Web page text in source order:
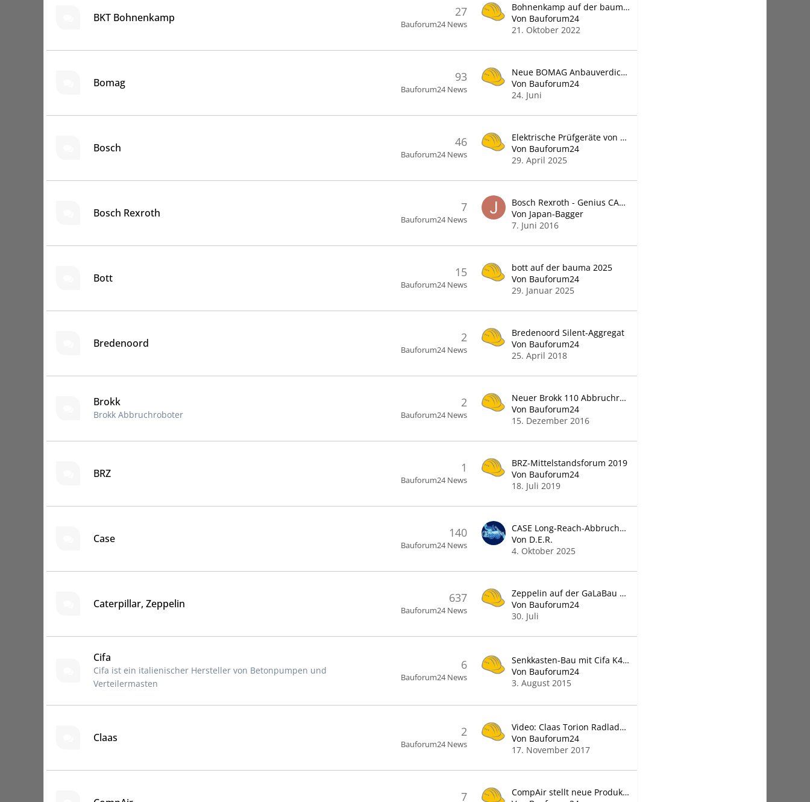
BKT Bohnenkamp 27
Bauforum24 News
Bohnenkamp auf der bauma 2022
Von Bauforum24
21. Oktober 2022
Bomag 93
Bauforum24 News
Neue BOMAG Anbauverdichter
Von Bauforum24
24. Juni
Bosch 46
Bauforum24 News
Elektrische Prüfgeräte von Bosch
Von Bauforum24
29. April 2025
Bosch Rexroth 7
Bauforum24 News
Bosch Rexroth - Genius CAB Fahrerkabine
Von Japan-Bagger
7. Juni 2016
Bott 15
Bauforum24 News
bott auf der bauma 2025
Von Bauforum24
29. Januar 2025
Bredenoord 2
Bauforum24 News
Bredenoord Silent-Aggregat
Von Bauforum24
25. April 2018
Brokk
Brokk Abbruchroboter
2
Bauforum24 News
Neuer Brokk 110 Abbruchroboter
Von Bauforum24
15. Dezember 2016
BRZ 1
Bauforum24 News
BRZ-Mittelstandsforum 2019
Von Bauforum24
18. Juli 2019
Case 140
Bauforum24 News
CASE Long-Reach-Abbruchbagger
Von D.E.R.
4. Oktober 2025
Caterpillar, Zeppelin 637
Bauforum24 News
Zeppelin auf der GaLaBau 2026
Von Bauforum24
30. Juli
Cifa
Cifa ist ein italienischer Hersteller von Betonpumpen und
Verteilermasten
6
Bauforum24 News
Senkkasten-Bau mit Cifa K48 Autobetonpumpe
Von Bauforum24
3. August 2015
Claas 2
Bauforum24 News
Video: Claas Torion Radlader & Teleskopen
Von Bauforum24
17. November 2017
7
CompAir stellt neue Produkte vor